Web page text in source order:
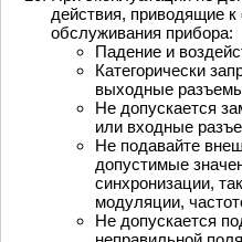
действия, приводящие к
обслуживания прибора:
Падение и
Категорически
выходные
Не допускается
или входные
Не подавайте
допустимые
синхронизации,
модуляции,
Не допускается